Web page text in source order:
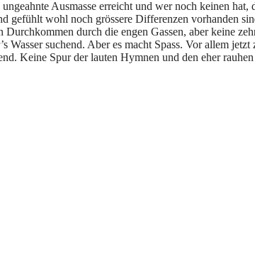
Ausmasse erreicht und wer noch keinen
wohl noch grössere Differenzen vorhanden
durch die engen Gassen, aber keine
Wasser suchend. Aber es macht Spass. Vor allem
Keine Spur der lauten Hymnen und den eher